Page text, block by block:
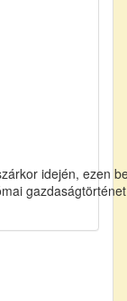
idején, ezen